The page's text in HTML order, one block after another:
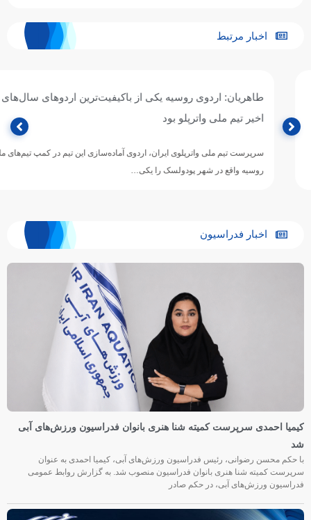
اخبار مرتبط
طاهریان: اردوی روسیه یکی از باکیفیت‌ترین اردوهای سال‌های
اخیر تیم ملی واترپلو بود
سرپرست تیم ملی واترپلوی ایران، اردوی آماده‌سازی این تیم در کمپ تیم‌های ملی
روسیه واقع در شهر پودولسک را یکی…
اخبار فدراسیون
کیمیا احمدی سرپرست کمیته شنا هنری بانوان فدراسیون ورزش‌های آبی
شد
با حکم محسن رضوانی، رئیس فدراسیون ورزش‌های آبی، کیمیا احمدی به عنوان
سرپرست کمیته شنا هنری بانوان فدراسیون منصوب شد. به گزارش روابط عمومی
فدراسیون ورزش‌های آبی، در حکم صادر